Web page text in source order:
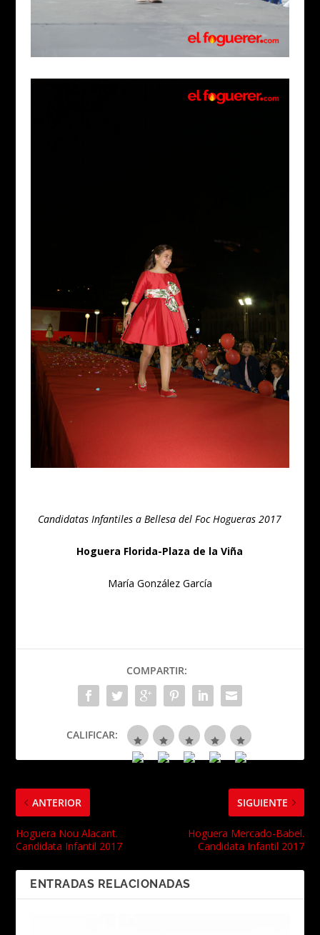
Candidatas Infantiles a Bellesa del Foc Hogueras 2017
Hoguera Florida-Plaza de la Viña
María González García
COMPARTIR:
CALIFICAR:
ANTERIOR
Hoguera Nou Alacant.
Candidata Infantil 2017
SIGUIENTE
Hoguera Mercado-Babel.
Candidata Infantil 2017
ENTRADAS RELACIONADAS